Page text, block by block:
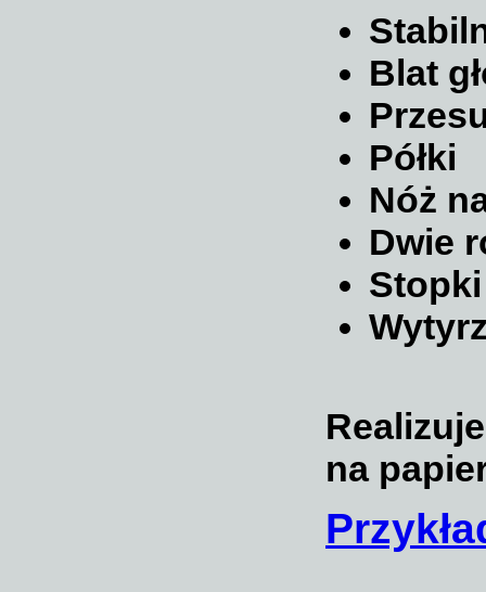
Blat
Półki
Nóż
Dwie
na